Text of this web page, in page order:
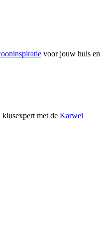
voor jouw huis en
met de Karwei